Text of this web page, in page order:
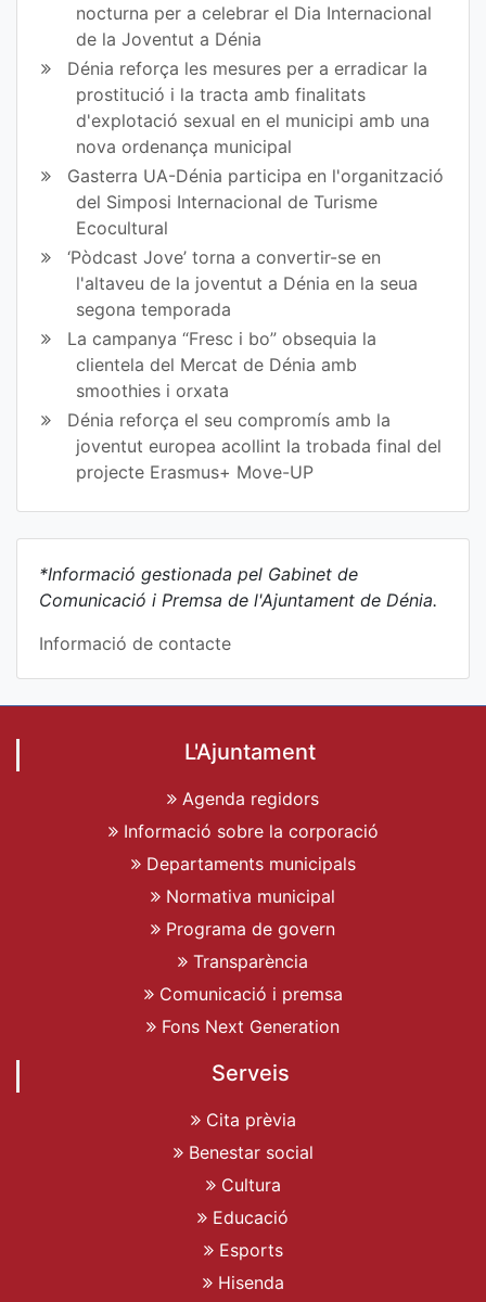
nocturna per a celebrar el Dia Internacional
de la Joventut a Dénia
Dénia reforça les mesures per a erradicar la
prostitució i la tracta amb finalitats
d'explotació sexual en el municipi amb una
nova ordenança municipal
Gasterra UA-Dénia participa en l'organització
del Simposi Internacional de Turisme
Ecocultural
‘Pòdcast Jove’ torna a convertir-se en
l'altaveu de la joventut a Dénia en la seua
segona temporada
La campanya “Fresc i bo” obsequia la
clientela del Mercat de Dénia amb
smoothies i orxata
Dénia reforça el seu compromís amb la
joventut europea acollint la trobada final del
projecte Erasmus+ Move-UP
*Informació gestionada pel Gabinet de
Comunicació i Premsa de l'Ajuntament de Dénia.
Informació de contacte
L'Ajuntament
Agenda regidors
Informació sobre la corporació
Departaments municipals
Normativa municipal
Programa de govern
Transparència
Comunicació i premsa
Fons Next Generation
Serveis
Cita prèvia
Benestar social
Cultura
Educació
Esports
Hisenda